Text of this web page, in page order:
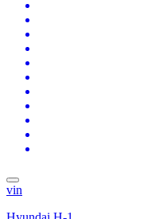
vin